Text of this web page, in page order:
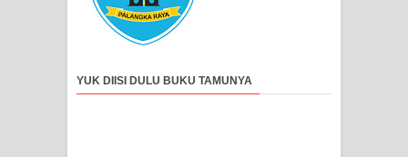
YUK DIISI DULU BUKU TAMUNYA